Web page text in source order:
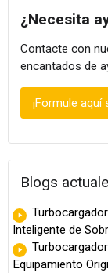
¿Necesita
Contacte con
encantados de
¡Formule aquí
Blogs
Inteligente de
Equipamiento